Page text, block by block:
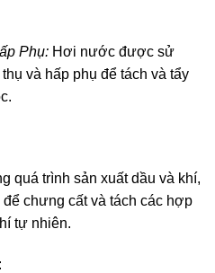
Phụ:Hơi nước được sử
và hấp phụ để tách và tẩy
quá trình sản xuất dầu và khí,
chưng cất và tách các hợp
tự nhiên.